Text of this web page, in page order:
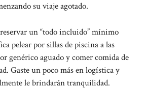
su viaje agotado.
un “todo incluido” mínimo
pelear por sillas de piscina a las
genérico aguado y comer comida de
Gaste un poco más en logística y
le brindarán tranquilidad.